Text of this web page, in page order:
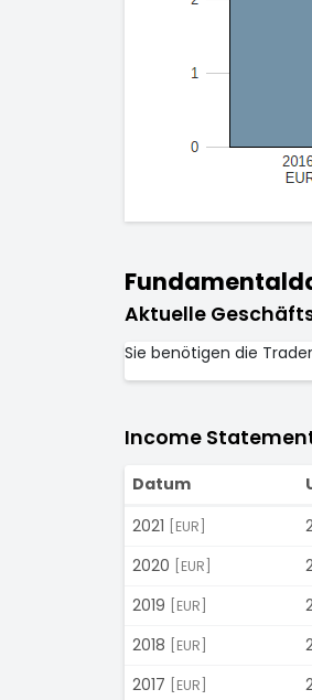
Aktuelle
Sie benötigen die
Income
Datum
2021
[EUR]
2020
[EUR]
2019
[EUR]
2018
[EUR]
2017
[EUR]